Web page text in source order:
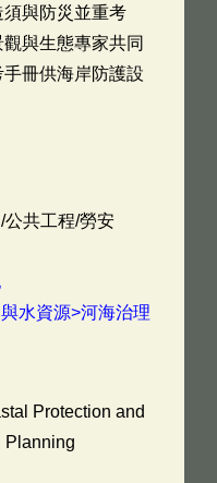
與防災並重考
與生態專家共同
冊供海岸防護設
公共工程/勞安
水資源>河海治理
Protection and
Planning